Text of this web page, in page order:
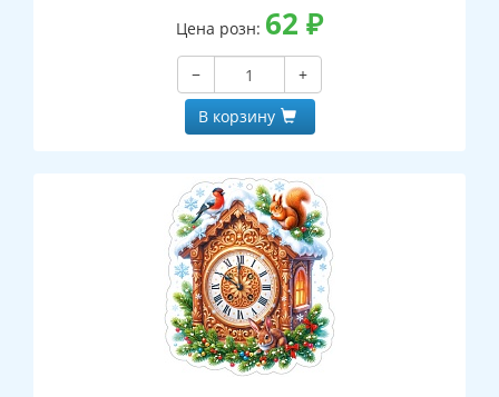
Цена розн: 62 ₽
−
+
В корзину